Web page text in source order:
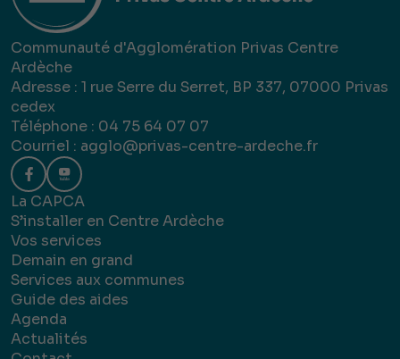
Communauté d'Agglomération Privas Centre
Ardèche
Adresse : 1 rue Serre du Serret, BP 337, 07000 Privas
cedex
Téléphone : 04 75 64 07 07
Courriel : agglo@privas-centre-ardeche.fr
La CAPCA
S’installer en Centre Ardèche
Vos services
Demain en grand
Services aux communes
Guide des aides
Agenda
Actualités